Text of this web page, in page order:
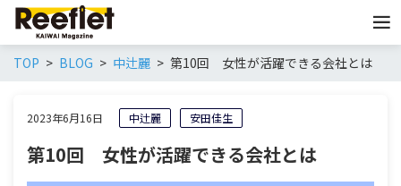
TOP BLOG 中辻麗 第10回 女性が活躍できる会社とは
2023年6月16日 中辻麗 安田佳生
第10回 女性が活躍できる会社とは